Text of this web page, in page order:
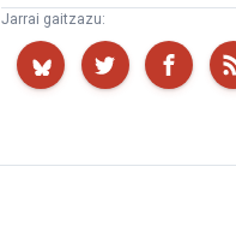
Jarrai gaitzazu: